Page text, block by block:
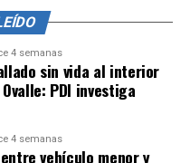
4 semanas
sin vida al interior
PDI investiga
4 semanas
vehículo menor y